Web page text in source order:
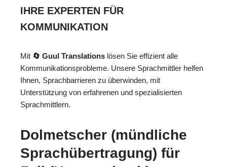
IHRE EXPERTEN FÜR
KOMMUNIKATION
Mit 🔄 Guul Translations lösen Sie effizient alle
Kommunikationsprobleme. Unsere Sprachmittler helfen
Ihnen, Sprachbarrieren zu überwinden, mit
Unterstützung von erfahrenen und spezialisierten
Sprachmittlern.
Dolmetscher (mündliche
Sprachübertragung) für